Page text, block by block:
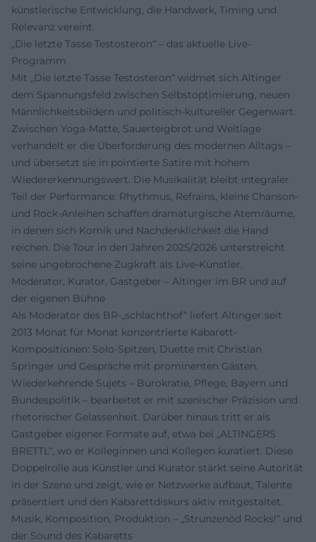
künstlerische Entwicklung, die Handwerk, Timing und
Relevanz vereint.
„Die letzte Tasse Testosteron“ – das aktuelle Live-
Programm
Mit „Die letzte Tasse Testosteron“ widmet sich Altinger
dem Spannungsfeld zwischen Selbstoptimierung, neuen
Männlichkeitsbildern und politisch-kultureller Gegenwart.
Zwischen Yoga-Matte, Sauerteigbrot und Weltlage
verhandelt er die Überforderung des modernen Alltags –
und übersetzt sie in pointierte Satire mit hohem
Wiedererkennungswert. Die Musikalität bleibt integraler
Teil der Performance: Rhythmus, Refrains, kleine Chanson-
und Rock-Anleihen schaffen dramaturgische Atemräume,
in denen sich Komik und Nachdenklichkeit die Hand
reichen. Die Tour in den Jahren 2025/2026 unterstreicht
seine ungebrochene Zugkraft als Live-Künstler.
Moderator, Kurator, Gastgeber – Altinger im BR und auf
der eigenen Bühne
Als Moderator des BR-„schlachthof“ liefert Altinger seit
2013 Monat für Monat konzentrierte Kabarett-
Kompositionen: Solo-Spitzen, Duette mit Christian
Springer und Gespräche mit prominenten Gästen.
Wiederkehrende Sujets – Bürokratie, Pflege, Bayern und
Bundespolitik – bearbeitet er mit szenischer Präzision und
rhetorischer Gelassenheit. Darüber hinaus tritt er als
Gastgeber eigener Formate auf, etwa bei „ALTINGERS
BRETTL“, wo er Kolleginnen und Kollegen kuratiert. Diese
Doppelrolle aus Künstler und Kurator stärkt seine Autorität
in der Szene und zeigt, wie er Netzwerke aufbaut, Talente
präsentiert und den Kabarettdiskurs aktiv mitgestaltet.
Musik, Komposition, Produktion – „Strunzenöd Rocks!“ und
der Sound des Kabaretts